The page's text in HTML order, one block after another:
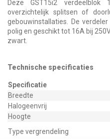
Deze GST15i2
overzichtelijk splitsen of
gebouwinstallaties. De
polig en geschikt tot 16A bij
zwart.
Technische specificaties
Specificatie
Breedte
Halogeenvrij
Hoogte
Type vergrendeling